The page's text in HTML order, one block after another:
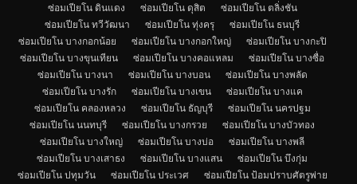
ซ่อมเปียโน ดินแดง
ซ่อมเปียโน ดุสิต
ซ่อมเปียโน ตลิ่งชัน
ซ่อมเปียโน ทวีวัฒนา
ซ่อมเปียโน ทุ่งครุ
ซ่อมเปียโน ธนบุรี
ซ่อมเปียโน บางกอกน้อย
ซ่อมเปียโน บางกอกใหญ่
ซ่อมเปียโน บางกะปิ
ซ่อมเปียโน บางขุนเทียน
ซ่อมเปียโน บางคอแหลม
ซ่อมเปียโน บางซื่อ
ซ่อมเปียโน บางนา
ซ่อมเปียโน บางบอน
ซ่อมเปียโน บางพลัด
ซ่อมเปียโน บางรัก
ซ่อมเปียโน บางเขน
ซ่อมเปียโน บางแค
ซ่อมเปียโน คลองหลวง
ซ่อมเปียโน ธัญบุรี
ซ่อมเปียโน นครปฐม
ซ่อมเปียโน นนทบุรี
ซ่อมเปียโน บางกรวย
ซ่อมเปียโน บางบัวทอง
ซ่อมเปียโน บางใหญ่
ซ่อมเปียโน บางบ่อ
ซ่อมเปียโน บางพลี
ซ่อมเปียโน บางเสาธง
ซ่อมเปียโน บางแสน
ซ่อมเปียโน บึงกุ่ม
ซ่อมเปียโน ปทุมวัน
ซ่อมเปียโน ประเวศ
ซ่อมเปียโน ป้อมปราบศัตรูพ่าย